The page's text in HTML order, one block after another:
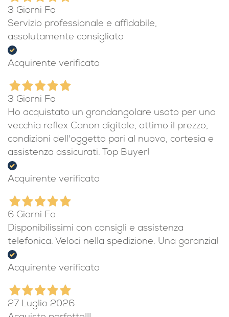
3 Giorni Fa
Servizio professionale e affidabile,
assolutamente consigliato
Acquirente verificato
3 Giorni Fa
Ho acquistato un grandangolare usato per una
vecchia reflex Canon digitale, ottimo il prezzo,
condizioni dell'oggetto pari al nuovo, cortesia e
assistenza assicurati. Top Buyer!
Acquirente verificato
6 Giorni Fa
Disponibilissimi con consigli e assistenza
telefonica. Veloci nella spedizione. Una garanzia!
Acquirente verificato
27 Luglio 2026